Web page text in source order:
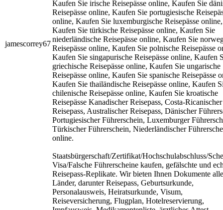
jamescorrey67
Kaufen Sie irische Reisepässe online, Kaufen Sie
Reisepässe online, Kaufen Sie portugiesische
online, Kaufen Sie luxemburgische Reisepässe online,
Kaufen Sie türkische Reisepässe online, Kaufen Sie
niederländische Reisepässe online, Kaufen Sie
Reisepässe online, Kaufen Sie polnische Reisepässe
Kaufen Sie singapurische Reisepässe online, Kaufen
griechische Reisepässe online, Kaufen Sie ungarische
Reisepässe online, Kaufen Sie spanische Reisepässe
Kaufen Sie thailändische Reisepässe online, Kaufen
chilenische Reisepässe online, Kaufen Sie kroatische
Reisepässe Kanadischer Reisepass, Costa-Ricanischer
Reisepass, Australischer Reisepass, Dänischer
Portugiesischer Führerschein, Luxemburger
Türkischer Führerschein, Niederländischer
online.
Staatsbürgerschaft/Zertifikat/Hochschulabschluss/
Visa/Falsche Führerscheine kaufen, gefälschte und
Reisepass-Replikate. Wir bieten Ihnen Dokumente
Länder, darunter Reisepass, Geburtsurkunde,
Personalausweis, Heiratsurkunde, Visum,
Reiseversicherung, Flugplan, Hotelreservierung,